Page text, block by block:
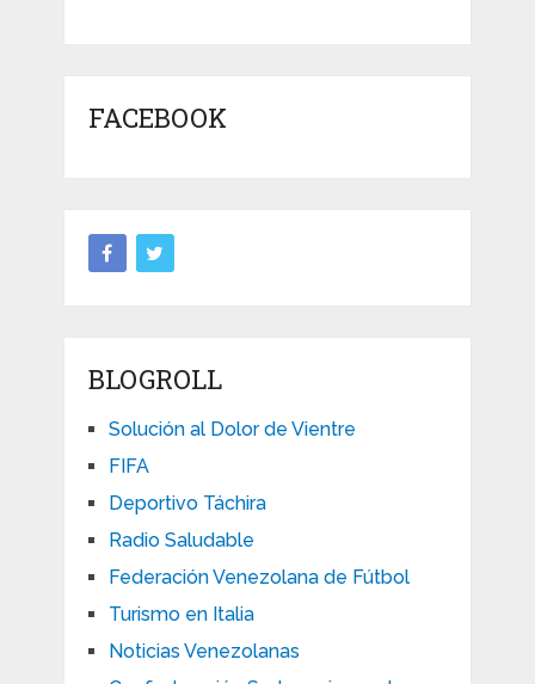
FACEBOOK
BLOGROLL
Solución al Dolor de Vientre
FIFA
Deportivo Táchira
Radio Saludable
Federación Venezolana de Fútbol
Turismo en Italia
Noticias Venezolanas